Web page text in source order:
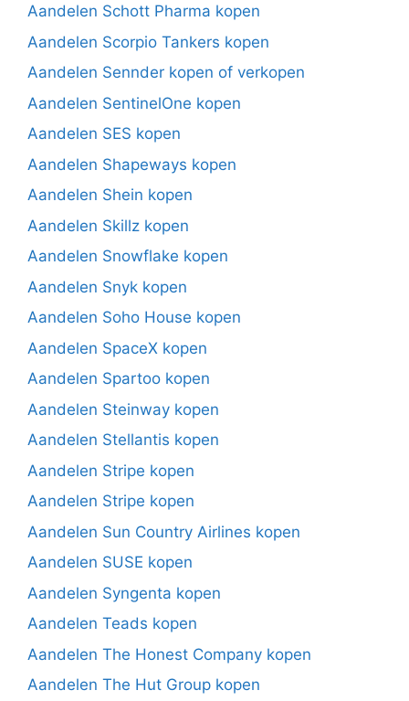
Aandelen Schott Pharma kopen
Aandelen Scorpio Tankers kopen
Aandelen Sennder kopen of verkopen
Aandelen SentinelOne kopen
Aandelen SES kopen
Aandelen Shapeways kopen
Aandelen Shein kopen
Aandelen Skillz kopen
Aandelen Snowflake kopen
Aandelen Snyk kopen
Aandelen Soho House kopen
Aandelen SpaceX kopen
Aandelen Spartoo kopen
Aandelen Steinway kopen
Aandelen Stellantis kopen
Aandelen Stripe kopen
Aandelen Stripe kopen
Aandelen Sun Country Airlines kopen
Aandelen SUSE kopen
Aandelen Syngenta kopen
Aandelen Teads kopen
Aandelen The Honest Company kopen
Aandelen The Hut Group kopen